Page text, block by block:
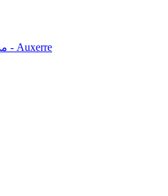
Mosquée Essalem مسجد السلام - Auxerre